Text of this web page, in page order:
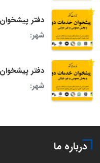
دفتر پیشخوان دولت
شهر:
دفتر پیشخوان دولت
شهر:
درباره ما